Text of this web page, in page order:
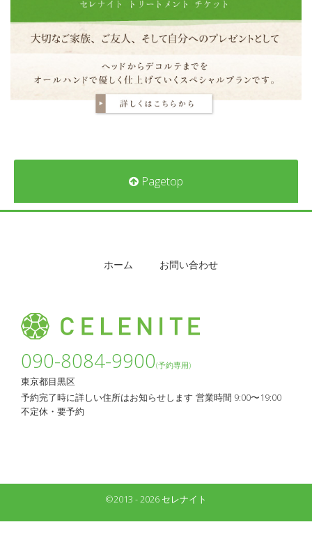
Pagetop
ホーム お問い合わせ
090-8084-9900(予約専用)
東京都目黒区
予約完了時に詳しい住所はお知らせします 営業時間 9:00〜19:00
不定休・要予約
©2013 - 2026 セレナイト